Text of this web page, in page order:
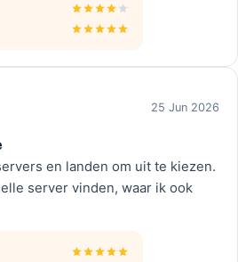
25 Jun 2026
en landen om uit te kiezen.
server vinden, waar ik ook